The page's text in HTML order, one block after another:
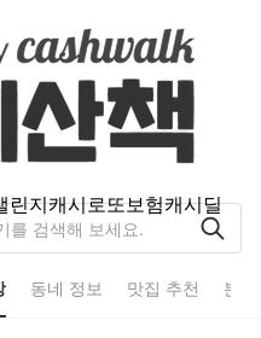
린지캐시로또보험캐시딜
동네 정보 맛집 추천 분